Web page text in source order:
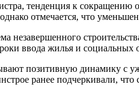
тенденция к сокращению
отмечается, что
незавершенного
ввода жилья и социальных
позитивную динамику с
ранее подчеркивали,